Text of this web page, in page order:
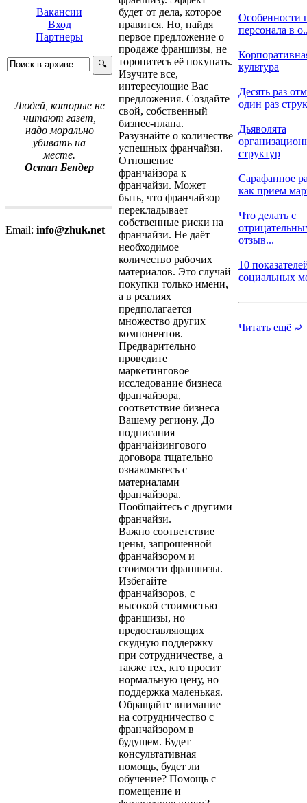
Вакансии
Вход
Партнеры
Людей, которые не
читают газет,
надо морально
убивать на
месте.
Остап Бендер
Email: info@zhuk.net
будет от дела, которое
нравится. Но, найдя
первое предложение о
продаже франшизы, не
торопитесь её покупать.
Изучите все,
интересующие Вас
предложения. Создайте
свой, собственный
бизнес-плана.
Разузнайте о количестве
успешных франчайзи.
Отношение
франчайзора к
франчайзи. Может
быть, что франчайзор
перекладывает
собственные риски на
франчайзи. Не даёт
необходимое
количество рабочих
материалов. Это случай
покупки только имени,
а в реалиях
предполагается
множество других
компонентов.
Предварительно
проведите
маркетинговое
исследование бизнеса
франчайзора,
соответствие бизнеса
Вашему региону. До
подписания
франчайзингового
договора тщательно
ознакомьтесь с
материалами
франчайзора.
Пообщайтесь с другими
франчайзи.
Важно соответствие
цены, запрошенной
франчайзором и
стоимости франшизы.
Избегайте
франчайзоров, с
высокой стоимостью
франшизы, но
предоставляющих
скудную поддержку
при сотрудничестве, а
также тех, кто просит
нормальную цену, но
поддержка маленькая.
Обращайте внимание
на сотрудничество с
франчайзором в
будущем. Будет
консультативная
помощь, будет ли
обучение? Помощь с
помещение и
Особенности
персонала в
культура
Десять раз
один раз
Дьяволята
структур
Сарафанное
как прием
Что делать с
отзыв...
10
социальных
Читать ещё ⤾